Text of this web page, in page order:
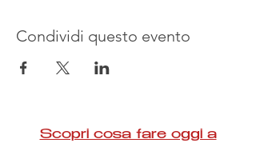
Condividi questo evento
Scopri cosa fare oggi a